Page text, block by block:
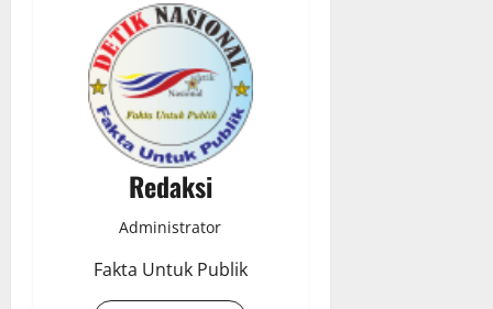
Redaksi
Administrator
Fakta Untuk Publik